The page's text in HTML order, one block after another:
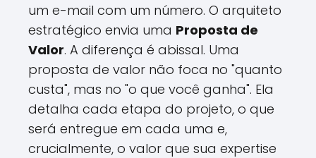
um e-mail com um número. O arquiteto
estratégico envia uma Proposta de
Valor. A diferença é abissal. Uma
proposta de valor não foca no "quanto
custa", mas no "o que você ganha". Ela
detalha cada etapa do projeto, o que
será entregue em cada uma e,
crucialmente, o valor que sua expertise